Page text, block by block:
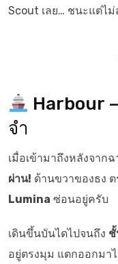
Scout เลย… ชนะแต่ไม่
Harbour
จำ
เมื่อเข้ามาถึงหลังจาก
ผ่าน! ด้านขวาของธง
Lumina ซ่อนอยู่ครับ
เดินขึ้นบันไดไปจนถึง
อยู่ตรงมุม แตกออกมา